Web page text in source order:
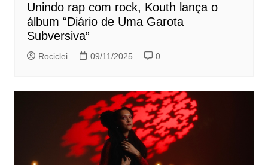
Unindo rap com rock, Kouth lança o
álbum “Diário de Uma Garota
Subversiva”
Rociclei 09/11/2025 0